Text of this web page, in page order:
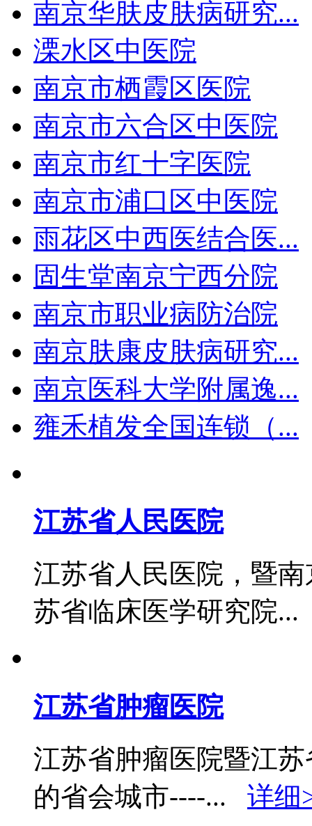
南京华肤皮肤病研究...
溧水区中医院
南京市栖霞区医院
南京市六合区中医院
南京市红十字医院
南京市浦口区中医院
雨花区中西医结合医...
固生堂南京宁西分院
南京市职业病防治院
南京肤康皮肤病研究...
南京医科大学附属逸...
雍禾植发全国连锁（...
江苏省人民医院
江苏省人民医院，暨
苏省临床医学研究院
江苏省肿瘤医院
江苏省肿瘤医院暨江
的省会城市----... 详细